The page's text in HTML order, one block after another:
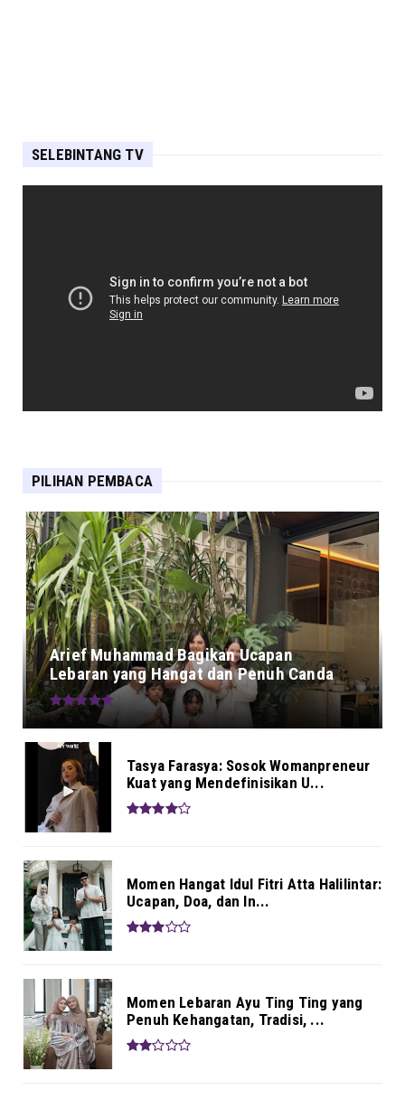
SELEBINTANG TV
PILIHAN PEMBACA
Arief Muhammad Bagikan Ucapan
Lebaran yang Hangat dan Penuh Canda
Tasya Farasya: Sosok Womanpreneur
Kuat yang Mendefinisikan U...
Momen Hangat Idul Fitri Atta Halilintar:
Ucapan, Doa, dan In...
Momen Lebaran Ayu Ting Ting yang
Penuh Kehangatan, Tradisi, ...